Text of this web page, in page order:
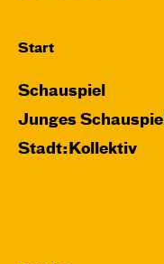
Start
Schauspiel
Junges Schauspiel
Stadt:Kollektiv